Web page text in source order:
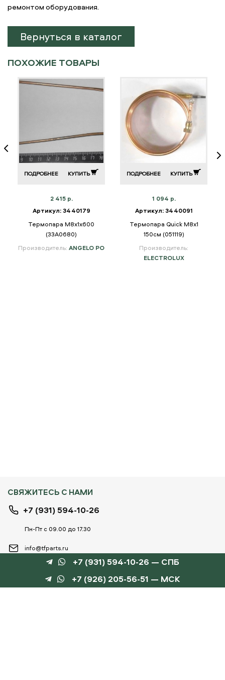
ремонтом оборудования.
Вернуться в каталог
ПОХОЖИЕ ТОВАРЫ
ПОДРОБНЕЕ КУПИТЬ
2 415 р.
Артикул: 3440179
Термопара М8х1х600
(33A0680)
Производитель: ANGELO PO
ПОДРОБНЕЕ КУПИТЬ
1 094 р.
Артикул: 3440091
Термопара Quick M8х1
150см (051119)
Производитель:
ELECTROLUX
СВЯЖИТЕСЬ С НАМИ
+7 (931) 594-10-26
Пн-Пт с 09.00 до 17.30
info@tfparts.ru
ТЕХНОБОКС
+7 (931) 594-10-26 — СПБ
+7 (926) 205-56-51 — МСК